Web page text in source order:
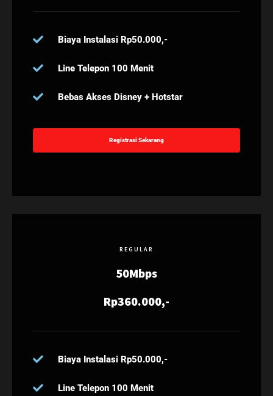
Biaya Instalasi Rp50.000,-
Line Telepon 100 Menit
Bebas Akses Disney + Hotstar
Registrasi Sekarang
REGULAR
50Mbps
Rp360.000,-
Biaya Instalasi Rp50.000,-
Line Telepon 100 Menit